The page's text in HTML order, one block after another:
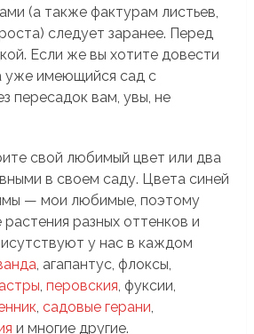
(а также фактурам листьев,
следует заранее. Перед
Если же вы хотите довести
уже имеющийся сад с
пересадок вам, увы, не
свой любимый цвет или два
в своем саду. Цвета синей
— мои любимые, поэтому
разных оттенков и
у нас в каждом
, агапантус, флоксы,
астры,перовския, фуксии,
,садовые герани,
и многие другие.